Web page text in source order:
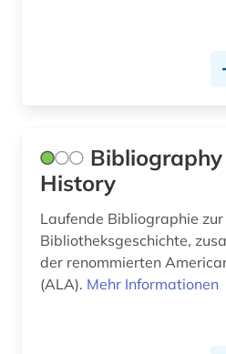
enzyklopädie (3)
epo (1)
erdöl (1)
erinnerung (1)
History
Laufende Bibliographie
Bibliotheksgeschichte,
der renommierten
(ALA). Mehr Informationen